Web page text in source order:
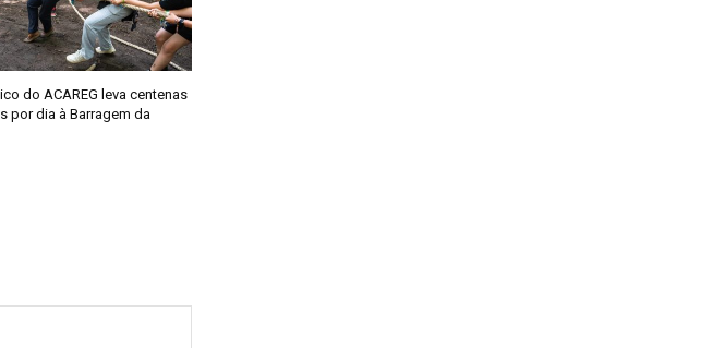
do ACAREG leva centenas
por dia à Barragem da